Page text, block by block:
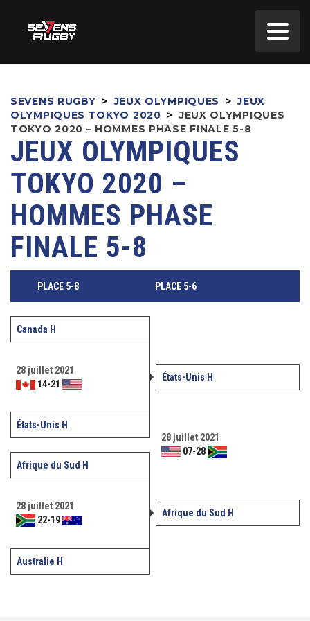
SEVENS RUGBY > JEUX OLYMPIQUES > JEUX
OLYMPIQUES TOKYO 2020 > JEUX OLYMPIQUES
TOKYO 2020 – HOMMES PHASE FINALE 5-8
JEUX OLYMPIQUES
TOKYO 2020 –
HOMMES PHASE
FINALE 5-8
PLACE 5-8 PLACE 5-6
Canada H
28 juillet 2021
14-21
États-Unis H
28 juillet 2021
07-28
États-Unis H
Afrique du Sud H
28 juillet 2021
22-19
Afrique du Sud H
Australie H